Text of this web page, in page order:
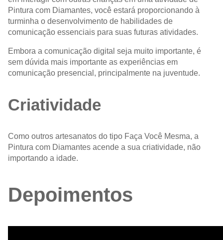
Pintura com Diamantes, você estará proporcionando à
turminha o desenvolvimento de habilidades de
comunicação essenciais para suas futuras atividades.
Embora a comunicação digital seja muito importante, é
sem dúvida mais importante as experiências em
comunicação presencial, principalmente na juventude.
Criatividade
Como outros artesanatos do tipo Faça Você Mesma, a
Pintura com Diamantes acende a sua criatividade, não
importando a idade.
Depoimentos